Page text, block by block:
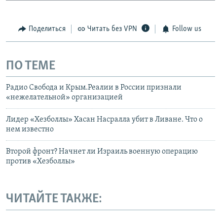
Поделиться Читать без VPN Follow us
ПО ТЕМЕ
Радио Свобода и Крым.Реалии в России признали
«нежелательной» организацией
Лидер «Хезболлы» Хасан Насралла убит в Ливане. Что о
нем известно
Второй фронт? Начнет ли Израиль военную операцию
против «Хезболлы»
ЧИТАЙТЕ ТАКЖЕ: